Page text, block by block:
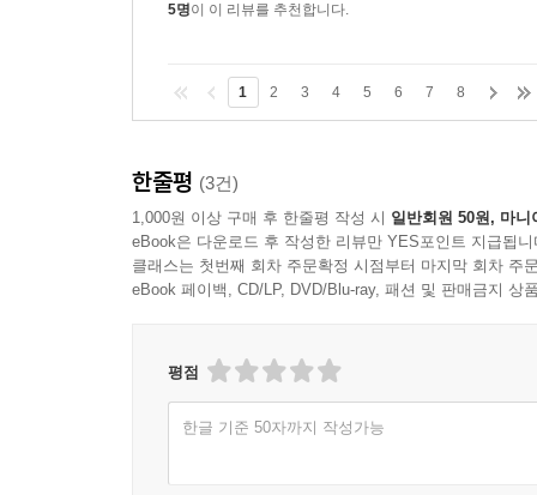
5명이 이 리뷰를 추천합니다.
1 2 3 4 5 6 7 8
한줄평 (3건)
1,000원 이상 구매 후 한줄평 작성 시 일반회원 50원, 마니
eBook은 다운로드 후 작성한 리뷰만 YES포인트 지급됩니
클래스는 첫번째 회차 주문확정 시점부터 마지막 회차 주
eBook 페이백, CD/LP, DVD/Blu-ray, 패션 및 판매금지 상
평점
한글 기준 50자까지 작성가능